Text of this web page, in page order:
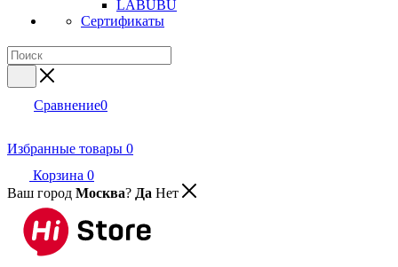
LABUBU
Сертификаты
Сравнение0
Избранные товары 0
Корзина 0
Ваш город Москва? Да Нет